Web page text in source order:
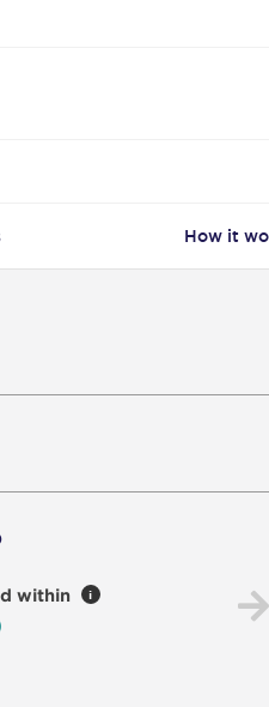
How it
within i